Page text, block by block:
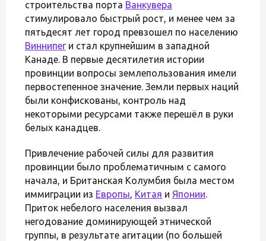
строительства порта Ванкувера
стимулировало быстрый рост, и менее чем за
пятьдесят лет город превзошел по населению
Виннипеги стал крупнейшим в западной
Канаде. В первые десятилетия истории
провинции вопросы землепользования имели
первостепенное значение. Земли первых наций
были конфискованы, контроль над
некоторыми ресурсами также перешёл в руки
белых канадцев.
Привлечение рабочей силы для развития
провинции было проблематичным с самого
начала, и Британская Колумбия была местом
иммиграции из Европы, Китая и Японии.
Приток небелого населения вызвал
негодование доминирующей этнической
группы, в результате агитации (по большей